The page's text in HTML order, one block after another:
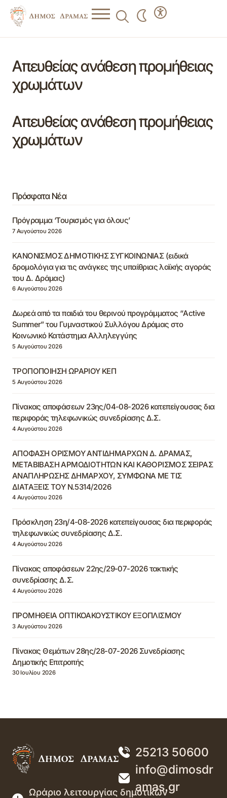
Απευθείας ανάθεση προμήθειας
χρωμάτων
Απευθείας ανάθεση προμήθειας
χρωμάτων
Πρόσφατα Νέα
Πρόγραμμα ‘Τουρισμός για όλους’
7 Αυγούστου 2026
ΚΑΝΟΝΙΣΜΟΣ ΔΗΜΟΤΙΚΗΣ ΣΥΓΚΟΙΝΩΝΙΑΣ (ειδικά
δρομολόγια για τις ανάγκες της υπαίθριας λαϊκής αγοράς
του Δ. Δράμας)
6 Αυγούστου 2026
Δωρεά από τα παιδιά του θερινού προγράμματος “Active
Summer” του Γυμναστικού Συλλόγου Δράμας στο
Κοινωνικό Κατάστημα Αλληλεγγύης
5 Αυγούστου 2026
ΤΡΟΠΟΠΟΙΗΣΗ ΩΡΑΡΙΟΥ ΚΕΠ
5 Αυγούστου 2026
Πίνακας αποφάσεων 23ης/04-08-2026 κατεπείγουσας δια
περιφοράς τηλεφωνικώς συνεδρίασης Δ.Σ.
4 Αυγούστου 2026
ΑΠΟΦΑΣΗ ΟΡΙΣΜΟΥ ΑΝΤΙΔΗΜΑΡΧΩΝ Δ. ΔΡΑΜΑΣ,
ΜΕΤΑΒΙΒΑΣΗ ΑΡΜΟΔΙΟΤΗΤΩΝ ΚΑΙ ΚΑΘΟΡΙΣΜΟΣ ΣΕΙΡΑΣ
ΑΝΑΠΛΗΡΩΣΗΣ ΔΗΜΑΡΧΟΥ, ΣΥΜΦΩΝΑ ΜΕ ΤΙΣ
ΔΙΑΤΑΞΕΙΣ ΤΟΥ Ν.5314/2026
4 Αυγούστου 2026
Πρόσκληση 23η/4-08-2026 κατεπείγουσας δια περιφοράς
τηλεφωνικώς συνεδρίασης Δ.Σ.
4 Αυγούστου 2026
Πίνακας αποφάσεων 22ης/29-07-2026 τακτικής
συνεδρίασης Δ.Σ.
4 Αυγούστου 2026
ΠΡΟΜΗΘΕΙΑ ΟΠΤΙΚΟΑΚΟΥΣΤΙΚΟΥ ΕΞΟΠΛΙΣΜΟΥ
3 Αυγούστου 2026
Πίνακας Θεμάτων 28ης/28-07-2026 Συνεδρίασης
Δημοτικής Επιτροπής
30 Ιουλίου 2026
25213 50600
info@dimosdr
amas.gr
Ωράριο λειτουργίας δημοτικών